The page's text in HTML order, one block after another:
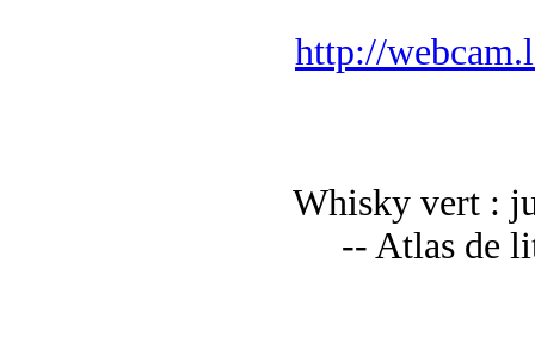
http://
Whisky vert :
-- Atlas de